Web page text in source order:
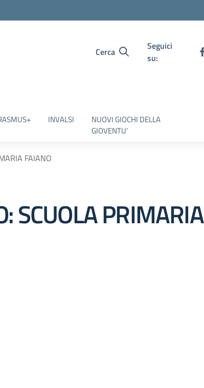
Cerca
Seguici
su:
INVALSI
NUOVI GIOCHI DELLA
GIOVENTU’
FAIANO
SCUOLA PRIMARIA